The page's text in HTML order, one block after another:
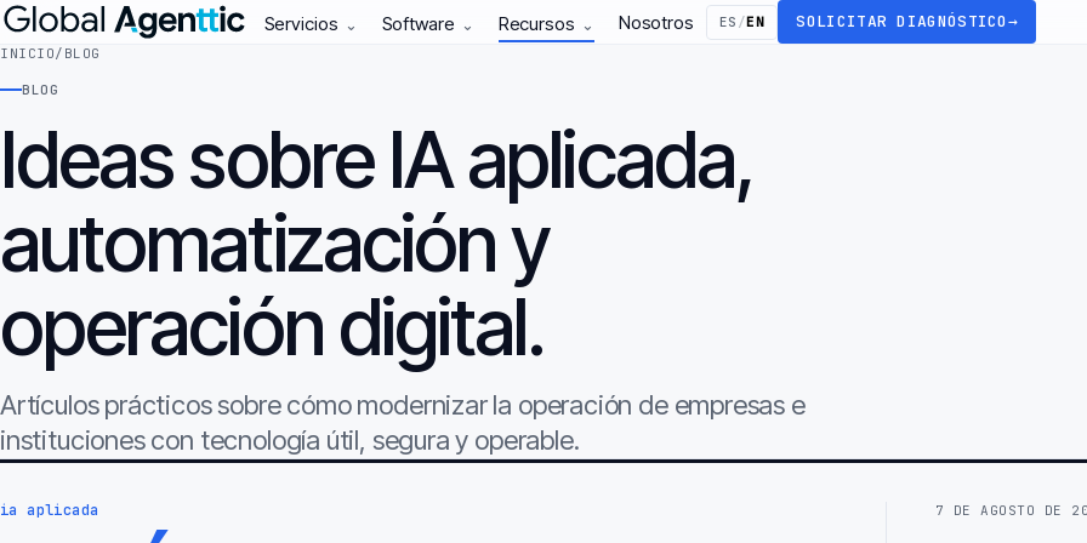
Servicios ⌄ Software ⌄ Recursos ⌄ Nosotros ES /EN SOLICITAR DIAGNÓSTICO→
INICIO/ BLOG
BLOG
Ideas sobre IA aplicada,
automatización y
operación digital.
Artículos prácticos sobre cómo modernizar la operación de empresas e
instituciones con tecnología útil, segura y operable.
ia aplicada 7 DE AGOSTO DE